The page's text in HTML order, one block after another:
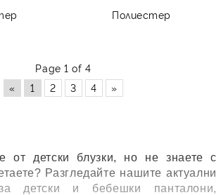
Полиестер
Page 1 of 4
«
1 2 3 4 »
от детски блузки, но не знаете с
Разгледайте нашите актуални
детски и бебешки панталони,